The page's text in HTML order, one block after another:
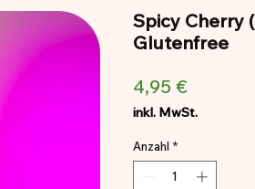
Spicy Cherry
Glutenfree
4,95 €Preis
inkl. MwSt.
Anzahl *